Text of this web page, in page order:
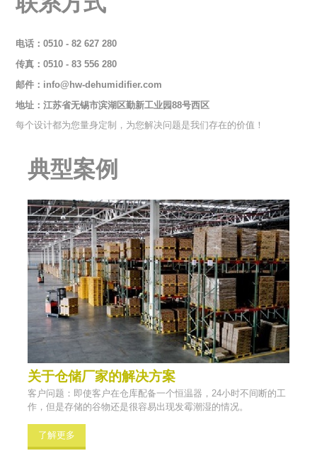
电话：0510 - 82 627 280
传真：0510 - 83 556 280
邮件： info@hw-dehumidifier.com
地址：江苏省无锡市滨湖区勤新工业园88号西区
每个设计都为您量身定制，为您解决问题是我们存在的价值！
典型案例
关于仓储厂家的解决方案
客户问题：即使客户在仓库配备一个恒温器，24小时不间断的工
作，但是存储的谷物还是很容易出现发霉潮湿的情况。
了解更多